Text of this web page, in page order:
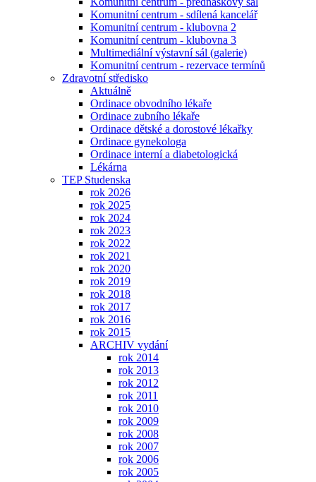
Komunitní centrum - sdílená kancelář
Komunitní centrum - klubovna 2
Komunitní centrum - klubovna 3
Multimediální výstavní sál (galerie)
Komunitní centrum - rezervace termínů
Zdravotní středisko
Aktuálně
Ordinace obvodního lékaře
Ordinace zubního lékaře
Ordinace dětské a dorostové lékařky
Ordinace gynekologa
Ordinace interní a diabetologická
Lékárna
TEP Studenska
rok 2026
rok 2025
rok 2024
rok 2023
rok 2022
rok 2021
rok 2020
rok 2019
rok 2018
rok 2017
rok 2016
rok 2015
ARCHIV vydání
rok 2014
rok 2013
rok 2012
rok 2011
rok 2010
rok 2009
rok 2008
rok 2007
rok 2006
rok 2005